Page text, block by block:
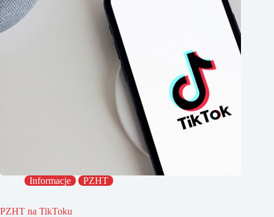
Informacje PZHT
PZHT na TikToku